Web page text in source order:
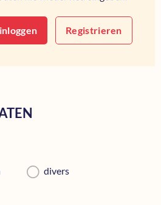
Registrieren
divers